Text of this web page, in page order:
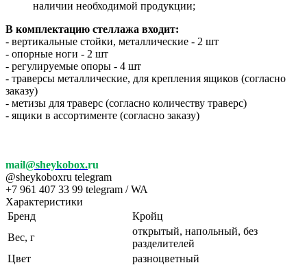
наличии необходимой продукции;
В комплектацию стеллажа входит:
- вертикальные стойки, металлические - 2 шт
- опорные ноги - 2 шт
- регулируемые опоры - 4 шт
- траверсы металлические, для крепления ящиков (согласно
заказу)
- метизы для траверс (согласно количеству траверс)
- ящики в ассортименте (согласно заказу)
mail@sheykobox.ru
@sheykoboxru telegram
+7 961 407 33 99 telegram / WA
Характеристики
Бренд
Кройц
Вес, г
открытый, напольный, без
разделителей
Цвет
разноцветный